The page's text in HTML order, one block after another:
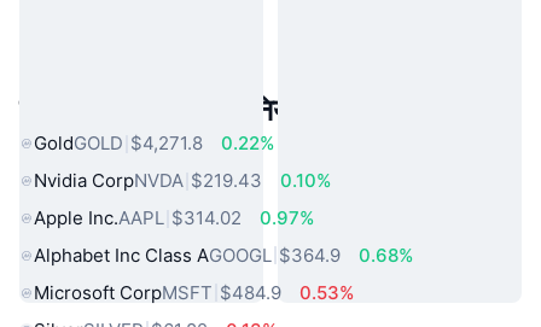
लोकप्रिय वास्तविक दुनिया की संपत्तियां
GoldGOLD $4,271.8
0.22%
Nvidia CorpNVDA $219.43
0.10%
Apple Inc.AAPL $314.02
0.97%
Alphabet Inc Class AGOOGL $364.9
0.68%
Microsoft CorpMSFT $484.9
0.53%